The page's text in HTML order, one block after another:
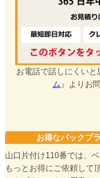
お電話で話しにくいと
ム 』よりお
お得なパックプ
山口片付け110番では、
もっとお得にご依頼して